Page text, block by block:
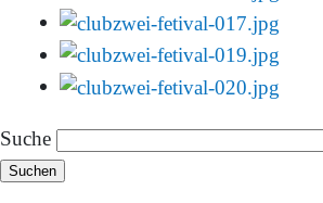
Suche